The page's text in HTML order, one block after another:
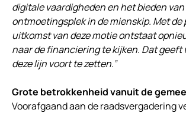
digitale vaardigheden en het bieden
ontmoetingsplek in de mienskip. Met de
uitkomst van deze motie ontstaat
naar de financiering te kijken. Dat geeft
deze lijn voort te zetten.”
Grote betrokkenheid vanuit de
Voorafgaand aan de raadsvergadering